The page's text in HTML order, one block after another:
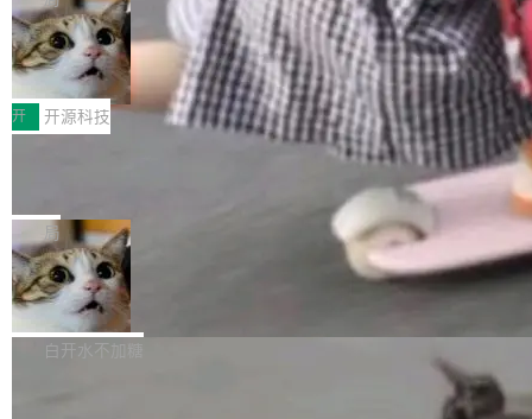
哪些组合有效，作者说，你得靠"文档、校验、或
者部落知识"。 换个写法。Rust 的 enum，两个
变体：Switchable...
是，这次它构建在 Cloudflare Workers 上——我花了九年时间搭
建的平台——并且深度集成了 AI。这基本上是我十年秘密计划的顶
峰。 十年前，Ken...
Workers 和 Durable Objects 的守护进程。 设
计思路很直接：每个对象是一个独立的 SQLite
数据库，按名称寻址，复制到你自己的 S3 兼容
存储库里。节点之间只通过这个存储库协调——
没有控制平面，没有共识协议。每个对象自带一
个小型数据库，应用天然按分片构建，单个数据
库的竞争和爆炸半径问题在设计层面就被消除
了。 闲置的 cell 会休眠到几乎不占资源。当 cel
l 迁移或唤醒时，新宿主从 S3 恢复 SQLite 数据
库继续执行。存储库是持久化的唯一真相...
鲁大师7月新机性能/流畅/AI榜：vivo夺性能、流畅双第
一，三星Galaxy Z系列新折叠缺席
2026年7月的手机市场，由于存储等硬件成本暴增，手机厂商的日
子也不好过啊，新机速度明显放缓，因此硝烟味淡了许多。新机参
数规格除开高价的三星折叠（三星Galaxy Z Fold8 Ultra / Z Fold8
/ Z Flip8）外，其余要么是中低端机器，例如iQOO Z11i、REDMI
Note 17、REDMI Note 17 Pro、OPPO K15，要么是vivo X300 E
这样的次旗舰。 Galaxy Z Fold8 Ultra / Z Fold8 / Z Flip8三款折
叠屏新机均在7月22日发布，且全部搭载骁龙8 Elite Gen5 for Gal
axy，它们本该是7月性...
开 开源科技
Zed 编辑器团队发布了新项目——DeltaDB，一
个在 git commit 之间记录每一次编辑操作的版
本控制系统。目前处于 Early Access 阶段。 De
ltaDB 的核心思路直接写在 landing page 最显
眼的位置：「Software is made between com
mits」——软件是在 commit 之间写出来的。git
局
SpaceXAI 单季资本开支达 183 亿美元
根据风险投资人Tomer Tunguz 博客（VC 分
析）披露的最新分析与第二季度业绩报告，Spac
白开水不加糖